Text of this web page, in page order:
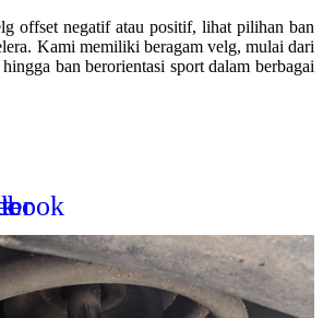
offset negatif atau positif, lihat pilihan ban
Kami memiliki beragam velg, mulai dari
ban berorientasi sport dalam berbagai